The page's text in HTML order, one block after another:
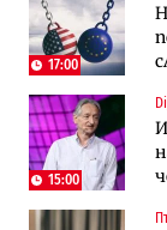
17:00
15:00